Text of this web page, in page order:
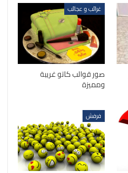
غرائب و عجائب
صور قوالب كاتو غريبة
ومميزة
فرفش